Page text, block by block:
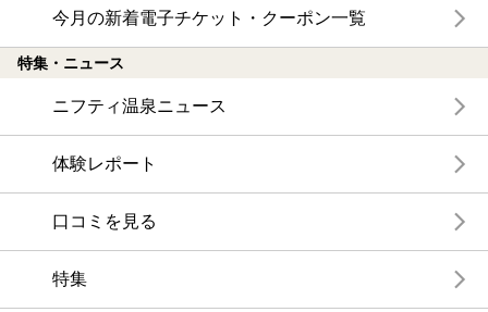
今月の新着電子チケット・クーポン一覧
特集・ニュース
ニフティ温泉ニュース
体験レポート
口コミを見る
特集